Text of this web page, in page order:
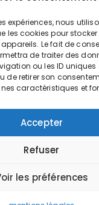
expériences, nous
les cookies pour
Le fait de
de traiter des
ou les ID uniques
de retirer son
caractéristiques et
Accepter
Refuser
les préférences
votre cabinet